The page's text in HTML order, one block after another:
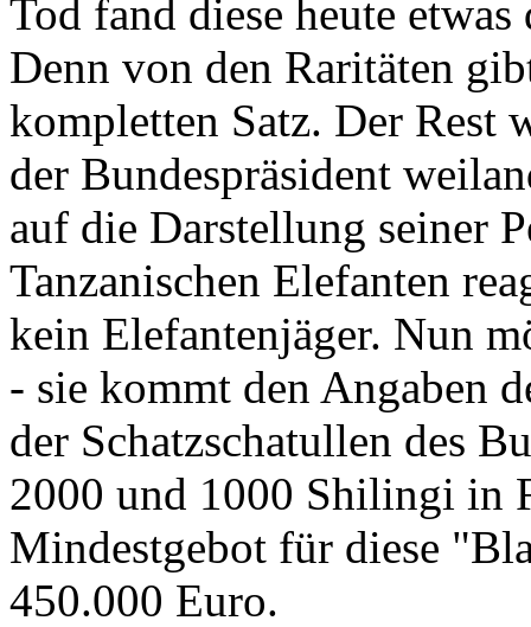
Tod fand diese heute
Denn von den Raritäten
kompletten Satz. Der Rest
der Bundespräsident
auf die Darstellung seiner
Tanzanischen Elefanten
kein Elefantenjäger. Nun
- sie kommt den Angaben
der Schatzschatullen des
2000 und 1000 Shilingi in
Mindestgebot für diese
450.000 Euro.